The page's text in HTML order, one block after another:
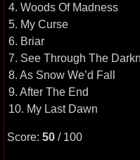
4. Woods Of Madness
5. My Curse
6. Briar
7. See Through The
8. As Snow We’d Fall
9. After The End
10. My Last Dawn
Score: 50 / 100